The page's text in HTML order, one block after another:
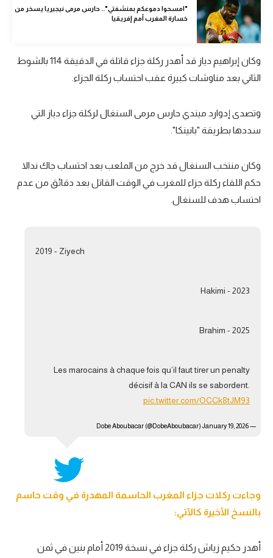
أمريكا
ركن الألعاب
أقسام خاصة
ميركاتو
تحقيق في الجول
تقرير في الجول
تحليل في الجول
"امسحوا دموعكم بمنشفتي".. حارس مرمى نيجيريا يسخر من
خسارة المغرب أمم إفريقيا
وكان إبراهيم دياز قد أهدر ركلة جزاء قاتلة في الدقيقة 114 بالشوط
الثاني بعد مناوشات كبيرة عقب احتساب ركلة الجزاء.
وتصدى إدوارد ميندي حارس مرمى السنغال لركلة جزاء دياز التي
سددها بطريقة "بانينكا".
وكان منتخب السنغال قد خرج من الملعب بعد احتساب جاك ندالا
حكم اللقاء ركلة جزاء للمغرب في الوقت القاتل بعد دقائق من عدم
احتساب هدف للسنغال.
2019 - Ziyech
2023 - Hakimi
2025 - Brahim
Les marocains à chaque fois qu’il faut tirer un penalty
décisif à la CAN ils se sabordent.
pic.twitter.com/OCCk8tJM93
— Dobe Aboubacar (@DobeAboubacar)
January 19, 2026
وجاءت ركلات جزاء المغرب الحاسمة المهدرة في وقت حاسم
بالنسخ الأخيرة كالآتي:
أهدر حكيم زياش ركلة جزاء في نسخة 2019 أمام بنين في ثمن